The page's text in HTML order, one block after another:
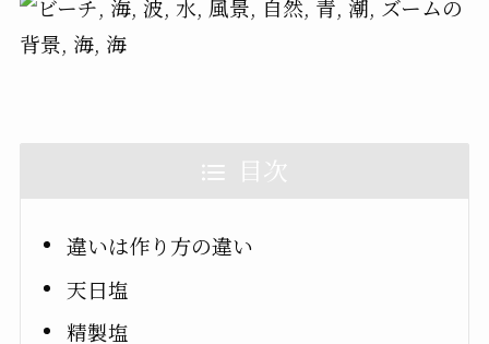
目次
違いは作り方の違い
天日塩
精製塩